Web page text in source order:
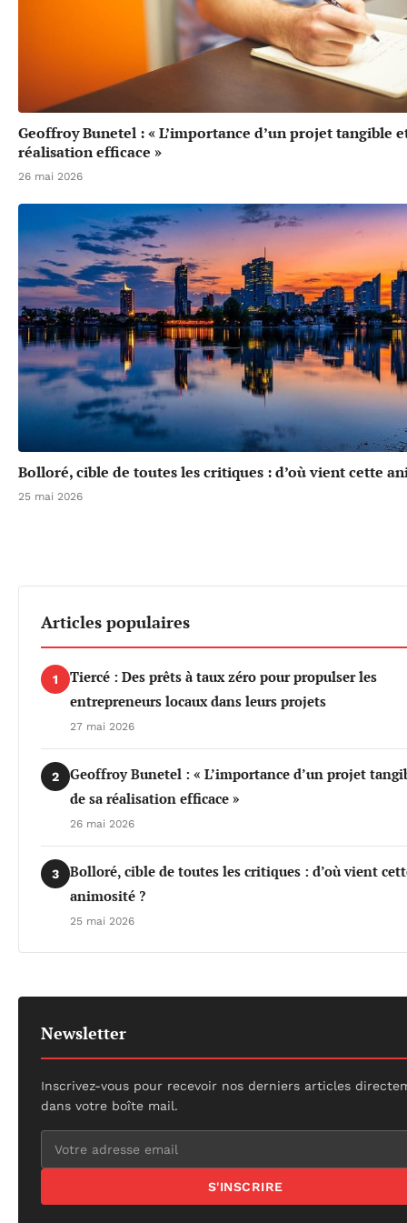
Geoffroy Bunetel : « L’importance d’un projet tangible
réalisation efficace »
26 mai 2026
Bolloré, cible de toutes les critiques : d’où vient cette
25 mai 2026
Articles populaires
1
Tiercé : Des prêts à taux zéro pour propulser les
entrepreneurs locaux dans leurs projets
27 mai 2026
2
Geoffroy Bunetel : « L’importance d’un projet
de sa réalisation efficace »
26 mai 2026
3
Bolloré, cible de toutes les critiques : d’où vient
animosité ?
25 mai 2026
Newsletter
Inscrivez-vous pour recevoir nos derniers articles
dans votre boîte mail.
S'INSCRIRE